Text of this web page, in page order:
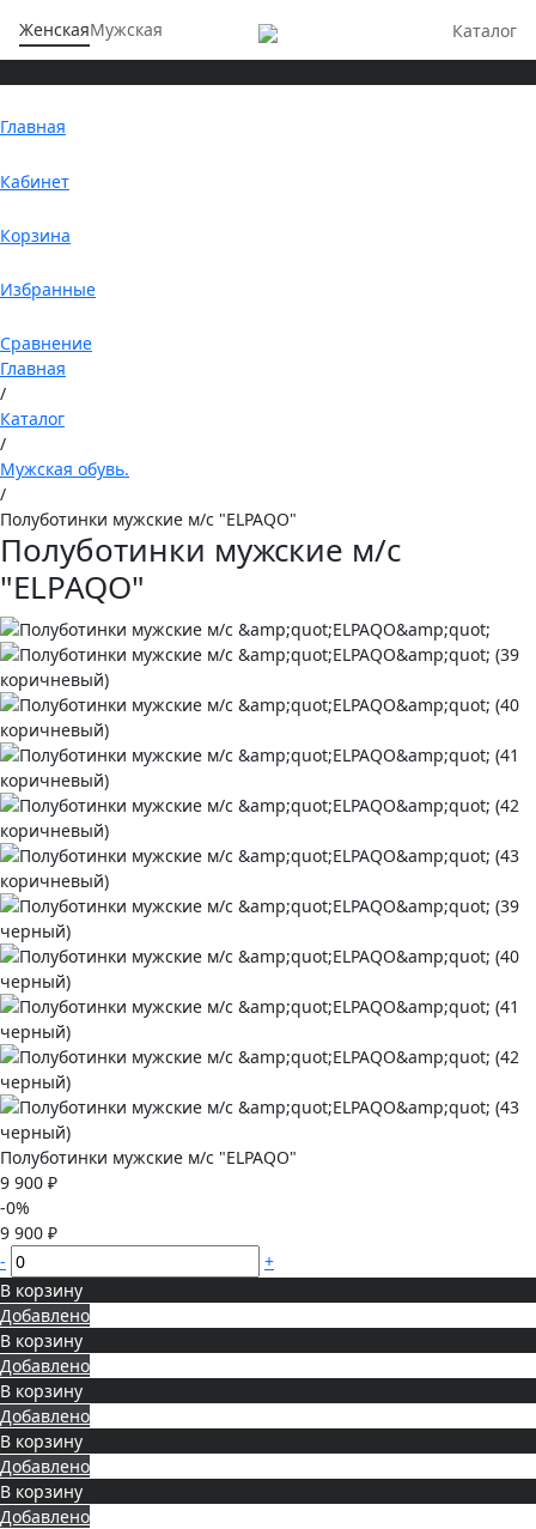
ЖенскаяМужская Каталог
Главная
Кабинет
Корзина
Избранные
Сравнение
Главная
/
Каталог
/
Мужская обувь.
/
Полуботинки мужские м/с "ELPAQO"
Полуботинки мужские м/с
"ELPAQO"
Полуботинки мужские м/с "ELPAQO"
9 900 ₽
-0%
9 900 ₽
-
+
В корзину
Добавлено
В корзину
Добавлено
В корзину
Добавлено
В корзину
Добавлено
В корзину
Добавлено